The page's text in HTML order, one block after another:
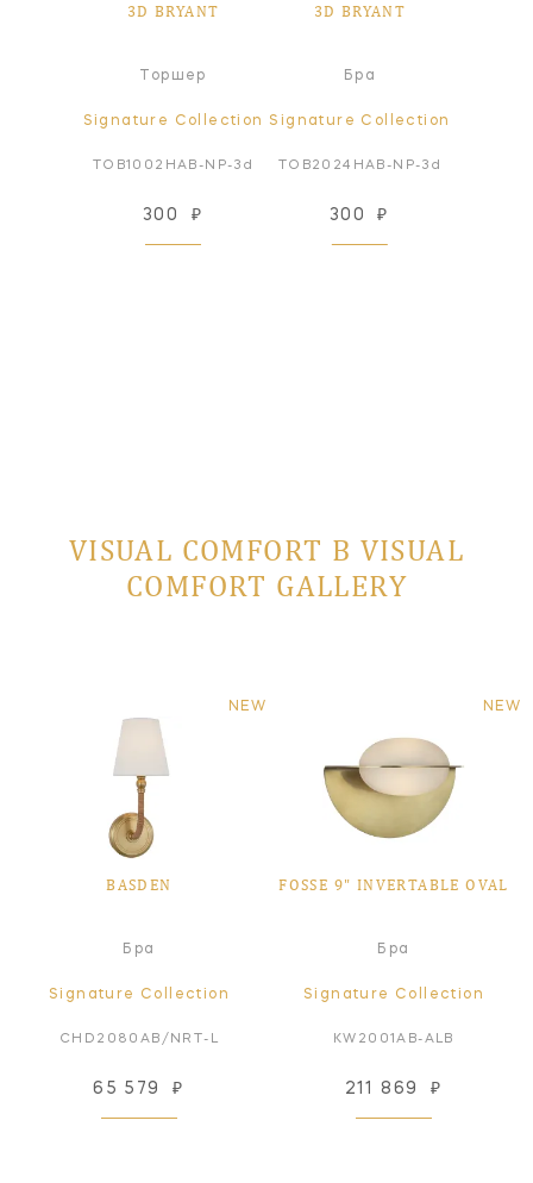
3D BRYANT
Торшер
Signature Collection
TOB1002HAB-NP-3d
300 ₽
3D BRYANT
Бра
Signature Collection
TOB2024HAB-NP-3d
300 ₽
VISUAL COMFORT В VISUAL
COMFORT GALLERY
NEW
BASDEN
Бра
Signature Collection
CHD2080AB/NRT-L
65 579 ₽
NEW
FOSSE 9" INVERTABLE OVAL
Бра
Signature Collection
KW2001AB-ALB
211 869 ₽